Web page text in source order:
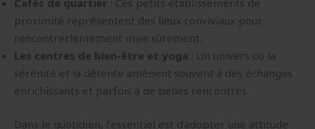
Cafés de quartier : Ces petits établissements de
proximité représentent des lieux conviviaux pour
rencontrerlentement mais sûrement.
Les centres de bien-être et yoga : Un univers où la
sérénité et la détente amènent souvent à des échanges
enrichissants et parfois à de belles rencontres.
Dans le quotidien, l’essentiel est d’adopter une attitude